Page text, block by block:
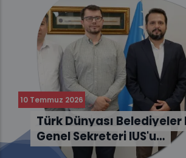
10 Temmuz 2026
Türk Dünyası Belediyeler
Genel Sekreteri IUS'u…